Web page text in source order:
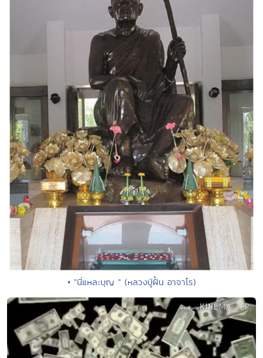
• "นี่แหละบุญ " (หลวงปู่ฝั้น อาจาโร)